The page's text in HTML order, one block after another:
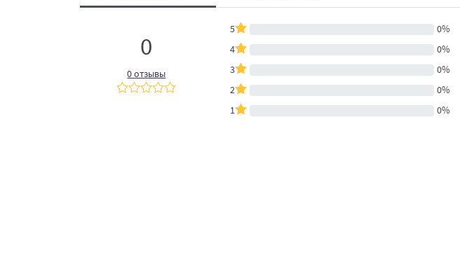
0
0 отзывы
5
0%
4
0%
3
0%
2
0%
1
0%